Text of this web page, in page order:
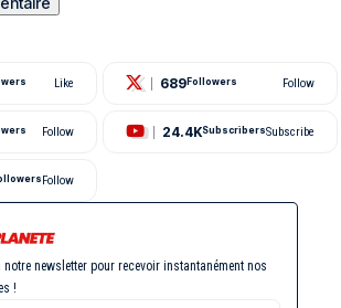
Like 689 Followers Follow
Follow 24.4KSubscribersSubscribe
Follow
notre newsletter pour recevoir instantanément nos
!